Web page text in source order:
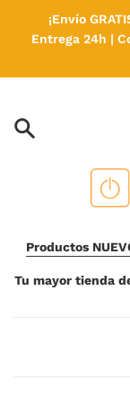
directamente
¡Envío
Entrega 24h |
Productos
Tu mayor tienda